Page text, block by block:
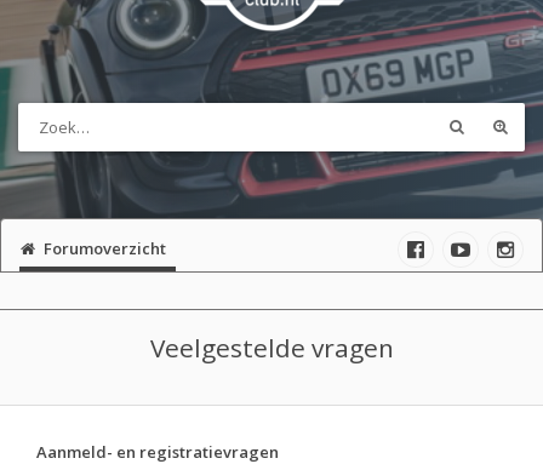
Forumoverzicht
Veelgestelde vragen
Aanmeld- en registratievragen